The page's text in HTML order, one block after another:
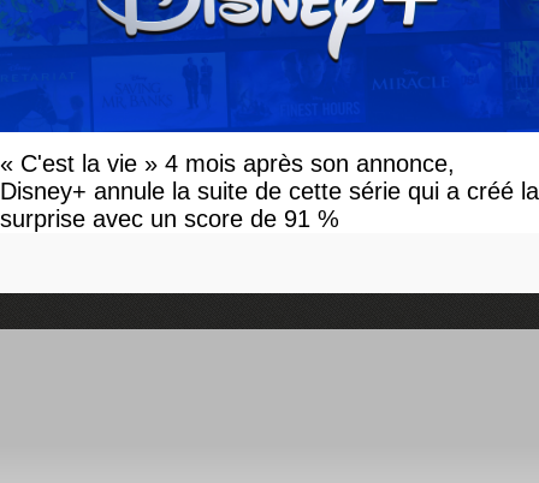
« C'est la vie » 4 mois après son annonce,
Disney+ annule la suite de cette série qui a créé la
surprise avec un score de 91 %